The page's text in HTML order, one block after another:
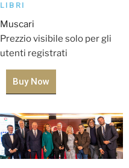
LIBRI
Muscari
Prezzio visibile solo per gli
utenti registrati
Buy Now